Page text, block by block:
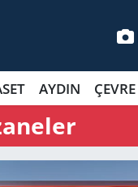
AYDIN ÇEVRE